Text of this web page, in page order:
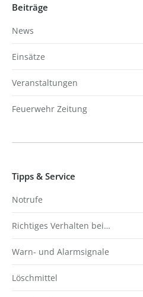
Beiträge
News
Einsätze
Veranstaltungen
Feuerwehr Zeitung
Tipps & Service
Notrufe
Richtiges Verhalten bei…
Warn- und Alarmsignale
Löschmittel